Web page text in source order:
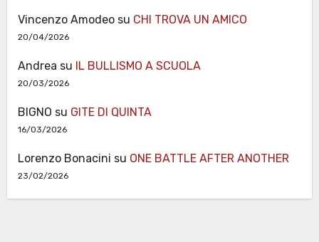
Vincenzo Amodeosu CHI TROVA UN AMICO
20/04/2026
Andrea su IL BULLISMO A SCUOLA
20/03/2026
BIGNO su GITE DI QUINTA
16/03/2026
Lorenzo Bonacini su ONE BATTLE AFTER ANOTHER
23/02/2026